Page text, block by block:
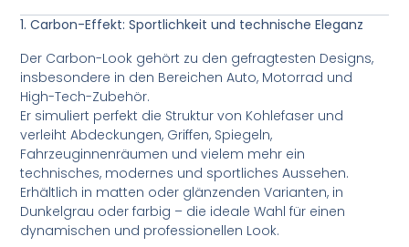
1. Carbon-Effekt: Sportlichkeit und technische Eleganz
Der Carbon-Look gehört zu den gefragtesten Designs,
insbesondere in den Bereichen Auto, Motorrad und
High-Tech-Zubehör.
Er simuliert perfekt die Struktur von Kohlefaser und
verleiht Abdeckungen, Griffen, Spiegeln,
Fahrzeuginnenräumen und vielem mehr ein
technisches, modernes und sportliches Aussehen.
Erhältlich in matten oder glänzenden Varianten, in
Dunkelgrau oder farbig – die ideale Wahl für einen
dynamischen und professionellen Look.